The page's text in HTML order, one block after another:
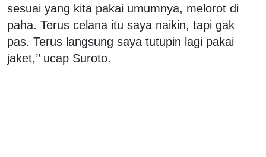
sesuai yang kita pakai umumnya, melorot di
paha. Terus celana itu saya naikin, tapi gak
pas. Terus langsung saya tutupin lagi pakai
jaket,’’ ucap Suroto.